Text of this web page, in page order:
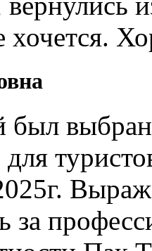
хочется.
выбран
для
за